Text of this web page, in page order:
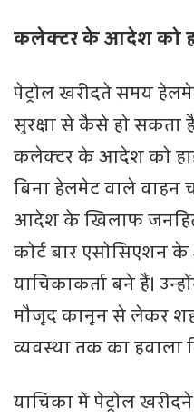
कलेक्टर के आदेश को
पेट्रोल खरीदते समय
सुरक्षा से कैसे हो सकता
कलेक्टर के आदेश को हाई
बिना हेलमेट वाले वाहन
आदेश के खिलाफ जनहित
कोर्ट बार एसोसिएशन के
याचिकाकर्ता बने हैं।
मौजूद कानून से लेकर
व्यवस्था तक का हवाला
याचिका में पेट्रोल